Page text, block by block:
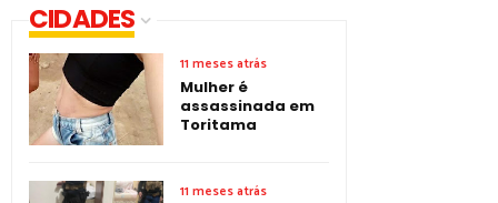
CIDADES
11 meses atrás
Mulher é
assassinada em
Toritama
11 meses atrás